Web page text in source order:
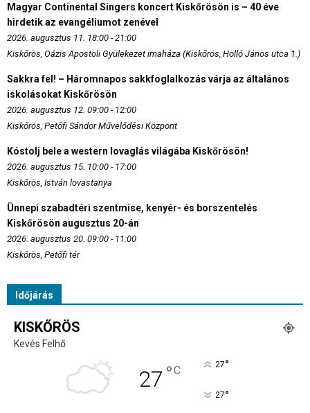
Magyar Continental Singers koncert Kiskőrösön is – 40 éve
hirdetik az evangéliumot zenével
2026. augusztus 11. 18:00 - 21:00
Kiskőrös, Oázis Apostoli Gyülekezet imaháza (Kiskőrös, Holló János utca 1.)
Sakkra fel! – Háromnapos sakkfoglalkozás várja az általános
iskolásokat Kiskőrösön
2026. augusztus 12. 09:00 - 12:00
Kiskőrös, Petőfi Sándor Művelődési Központ
Kóstolj bele a western lovaglás világába Kiskőrösön!
2026. augusztus 15. 10:00 - 17:00
Kiskőrös, István lovastanya
Ünnepi szabadtéri szentmise, kenyér- és borszentelés
Kiskőrösön augusztus 20-án
2026. augusztus 20. 09:00 - 11:00
Kiskőrös, Petőfi tér
Időjárás
KISKŐRÖS
Kevés Felhő
27 °C 27°
27°